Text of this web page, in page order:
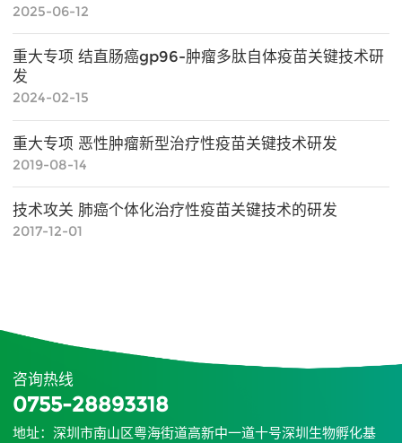
2025-06-12
重大专项 结直肠癌gp96-肿瘤多肽自体疫苗关键技术研
发
2024-02-15
重大专项 恶性肿瘤新型治疗性疫苗关键技术研发
2019-08-14
技术攻关 肺癌个体化治疗性疫苗关键技术的研发
2017-12-01
咨询热线
0755-28893318
地址：深圳市南山区粤海街道高新中一道十号深圳生物孵化基